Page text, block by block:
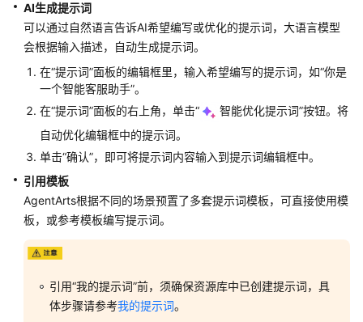
用
选
择
并
置
模
型
置
提
为
AI生成提示词
可以通过自然语言告诉AI希望编写或优化的提示词，大语言模型
会根据输入描述，自动生成提示词。
在“提示词”面板的编辑框里，输入希望编写的提示词，如“你是
一个智能客服助手”。
在“提示词”面板的右上角，单击“ 智能优化提示词”按钮。将
自动优化编辑框中的提示词。
单击“确认”，即可将提示词内容输入到提示词编辑框中。
引用模板
AgentArts根据不同的场景预置了多套提示词模板，可直接使用模
板，或参考模板编写提示词。
引用“我的提示词”前，须确保资源库中已创建提示词，具
体步骤请参考我的提示词。